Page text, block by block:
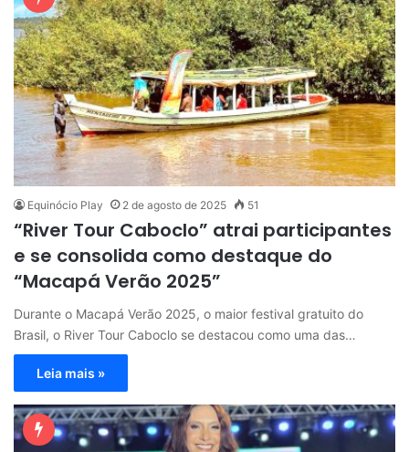
Equinócio Play 2 de agosto de 2025 51
“River Tour Caboclo” atrai participantes
e se consolida como destaque do
“Macapá Verão 2025”
Durante o Macapá Verão 2025, o maior festival gratuito do
Brasil, o River Tour Caboclo se destacou como uma das…
Leia mais »